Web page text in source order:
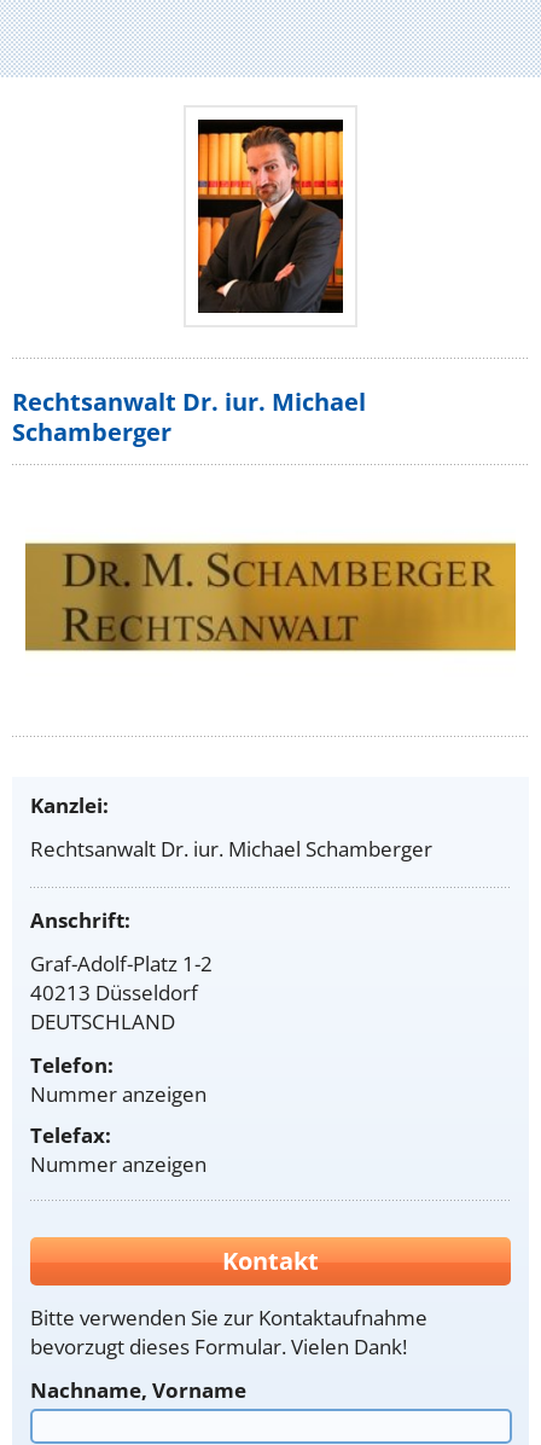
Rechtsanwalt Dr. iur. Michael
Schamberger
Kanzlei:
Rechtsanwalt Dr. iur. Michael Schamberger
Anschrift:
Graf-Adolf-Platz 1-2
40213 Düsseldorf
DEUTSCHLAND
Telefon:
Nummer anzeigen
Telefax:
Nummer anzeigen
Kontakt
Bitte verwenden Sie zur Kontaktaufnahme
bevorzugt dieses Formular. Vielen Dank!
Nachname, Vorname